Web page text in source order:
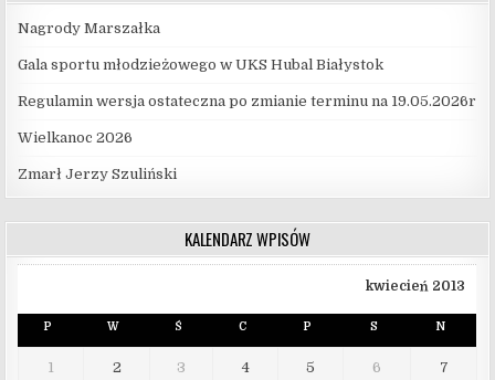
Nagrody Marszałka
Gala sportu młodzieżowego w UKS Hubal Białystok
Regulamin wersja ostateczna po zmianie terminu na 19.05.2026r
Wielkanoc 2026
Zmarł Jerzy Szuliński
KALENDARZ WPISÓW
kwiecień 2013
P W Ś C P S N
1 2 3 4 5 6 7